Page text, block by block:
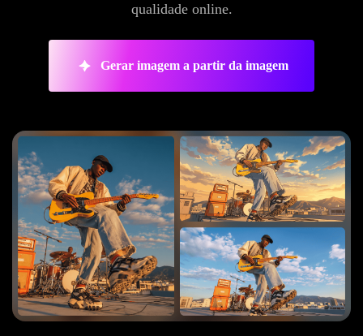
qualidade online.
Gerar imagem a partir da imagem